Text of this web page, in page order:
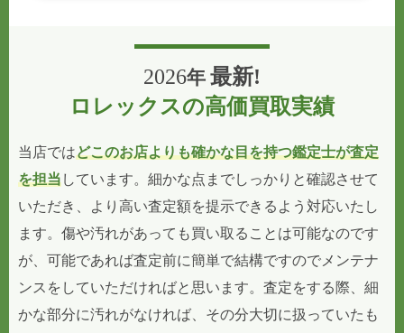
2026年 最新!
ロレックスの高価買取実績
当店ではどこのお店よりも確かな目を持つ鑑定士が査定
を担当しています。細かな点までしっかりと確認させて
いただき、より高い査定額を提示できるよう対応いたし
ます。傷や汚れがあっても買い取ることは可能なのです
が、可能であれば査定前に簡単で結構ですのでメンテナ
ンスをしていただければと思います。査定をする際、細
かな部分に汚れがなければ、その分大切に扱っていたも